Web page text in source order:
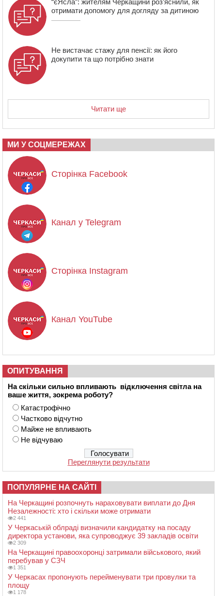
“єЯсла”: жителям Черкащини роз’яснили, як
отримати допомогу для догляду за дитиною
Не вистачає стажу для пенсії: як його
докупити та що потрібно знати
Читати ще
МИ У СОЦМЕРЕЖАХ
Сторінка Facebook
Канал у Telegram
Сторінка Instagram
Канал YouTube
ОПИТУВАННЯ
На скільки сильно впливають відключення світла на
ваше життя, зокрема роботу?
Катастрофічно
Частково відчутно
Майже не впливають
Не відчуваю
Переглянути результати
ПОПУЛЯРНЕ НА САЙТІ
На Черкащині розпочнуть нараховувати виплати до Дня
Незалежності: хто і скільки може отримати
2 441
У Черкаській облраді визначили кандидатку на посаду
директора установи, яка супроводжує 39 закладів освіти
2 309
На Черкащині правоохоронці затримали військового, який
перебував у СЗЧ
1 351
У Черкасах пропонують перейменувати три провулки та
площу
1 178